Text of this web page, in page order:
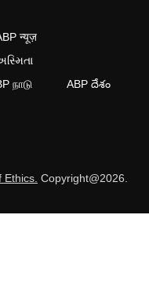
न्यूज़
நாடு ABP దేశం
Ethics. Copyright@2026.